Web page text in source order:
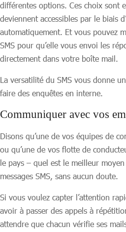
différentes options. Ces choix sont
deviennent accessibles par le biais
automatiquement. Et vous pouvez
SMS pour qu’elle vous envoi les
directement dans votre boîte mail.
La versatilité du SMS vous donne
faire des enquêtes en interne.
Communiquer avec vos
Disons qu’une de vos équipes de
ou qu’une de vos flotte de
le pays – quel est le meilleur
messages SMS, sans aucun doute.
Si vous voulez capter l’attention
avoir à passer des appels à
attendre que chacun vérifie ses